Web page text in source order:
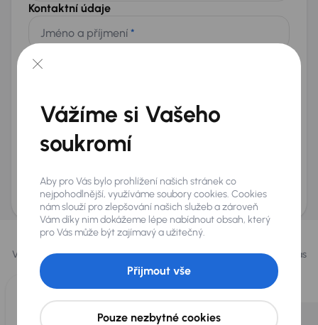
Kontaktní údaje
Jméno a příjmení *
Přeji si dostávat informace o atraktivních slevových
nabídkách
AURES Holdings a.s., se sídlem Dopraváků 874/15, Čimice, 184 00 Praha 8 bude
uchovávat a zpracovávat vaše osobní údaje v souladu se zásadami ochrany a
zpracováníosobních údajů.
Vybrali jsme pro vás
Vybíráme pro vás tynejlepší vozyz naší nabídky. Každý den pro vás
vykoupíme až 400 vozů
Vážíme si Vašeho
soukromí
Aby pro Vás bylo prohlížení našich stránek co
nejpohodlnější, využíváme soubory cookies. Cookies
nám slouží pro zlepšování našich služeb a zároveň
Vám díky nim dokážeme lépe nabídnout obsah, který
pro Vás může být zajímavý a užitečný.
Pouze nezbytné cookies
Přijmout vše